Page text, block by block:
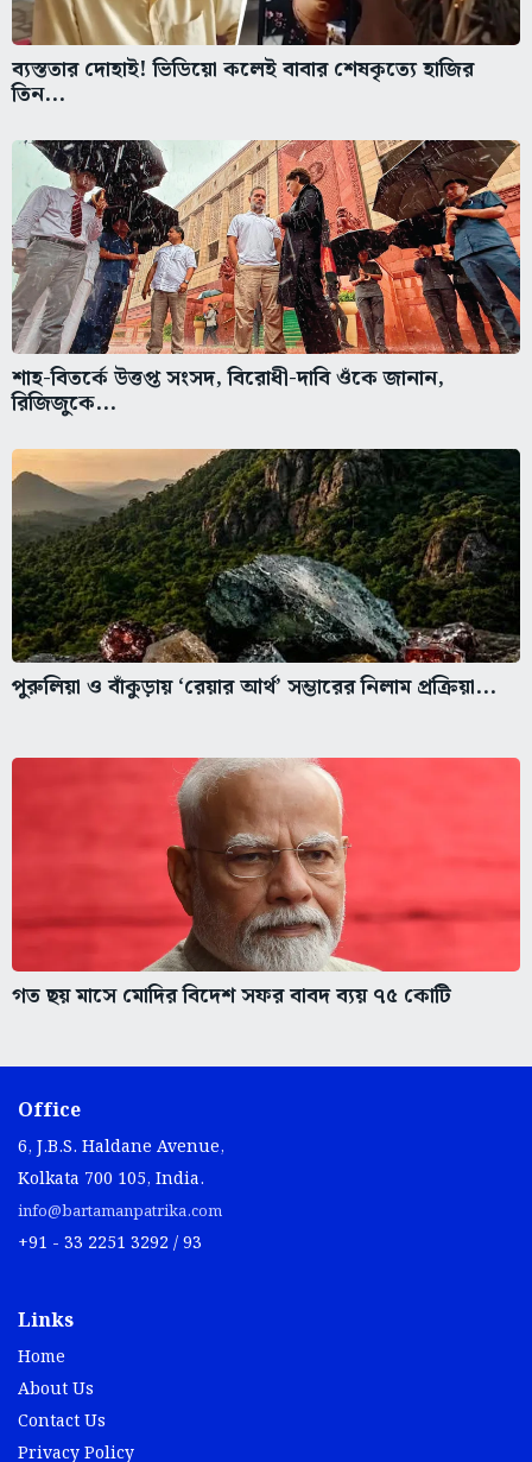
ব্যস্ততার দোহাই! ভিডিয়ো কলেই বাবার শেষকৃত্যে হাজির
তিন...
শাহ-বিতর্কে উত্তপ্ত সংসদ, বিরোধী-দাবি ওঁকে জানান,
রিজিজুকে...
পুরুলিয়া ও বাঁকুড়ায় ‘রেয়ার আর্থ’ সম্ভারের নিলাম প্রক্রিয়া...
গত ছয় মাসে মোদির বিদেশ সফর বাবদ ব্যয় ৭৫ কোটি
Office
6, J.B.S. Haldane Avenue,
Kolkata 700 105, India.
info@bartamanpatrika.com
+91 - 33 2251 3292 / 93
Links
Home
About Us
Contact Us
Privacy Policy